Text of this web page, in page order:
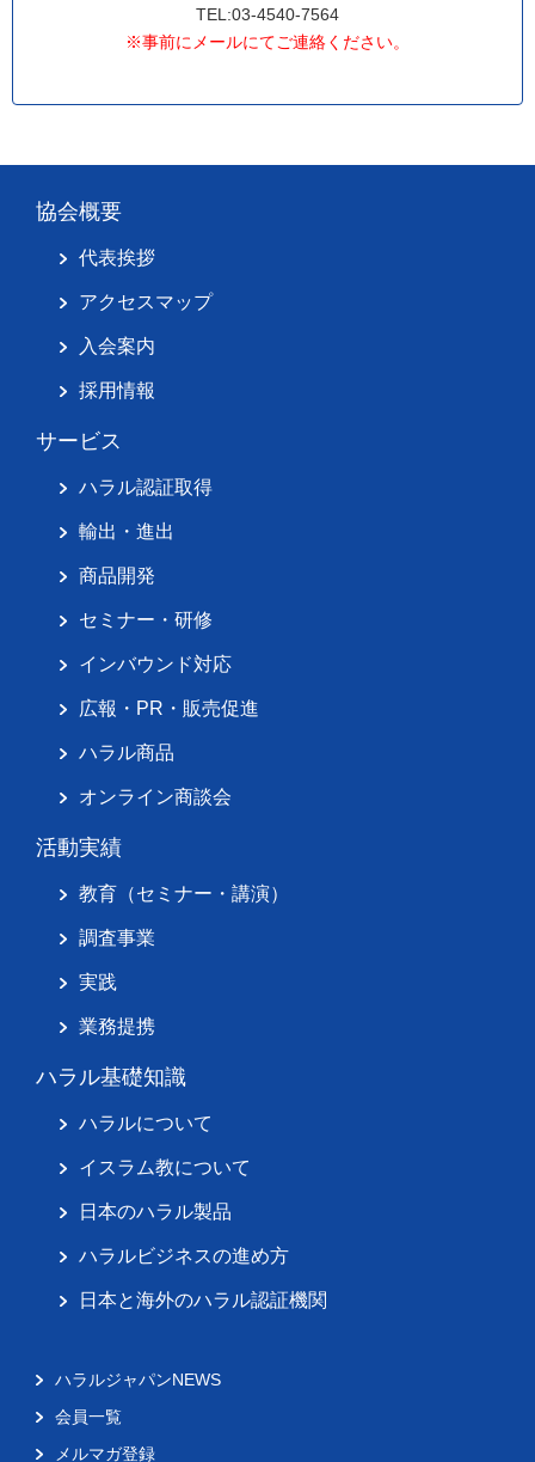
TEL:03-4540-7564
※事前にメールにてご連絡ください。
協会概要
代表挨拶
アクセスマップ
入会案内
採用情報
サービス
ハラル認証取得
輸出・進出
商品開発
セミナー・研修
インバウンド対応
広報・PR・販売促進
ハラル商品
オンライン商談会
活動実績
教育（セミナー・講演）
調査事業
実践
業務提携
ハラル基礎知識
ハラルについて
イスラム教について
日本のハラル製品
ハラルビジネスの進め方
日本と海外のハラル認証機関
ハラルジャパンNEWS
会員一覧
メルマガ登録